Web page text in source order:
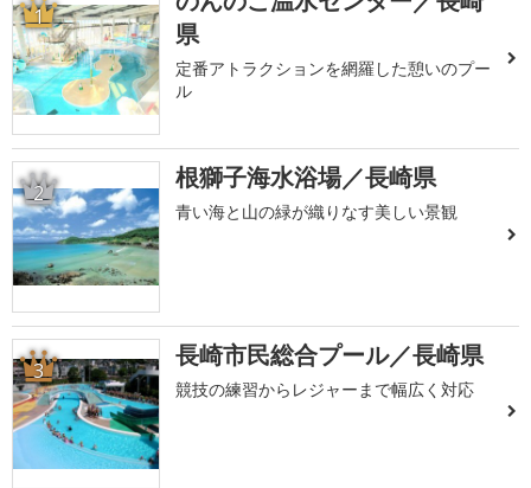
1
県
定番アトラクションを網羅した憩いのプー
ル
2 根獅子海水浴場／長崎県
青い海と山の緑が織りなす美しい景観
3 長崎市民総合プール／長崎県
競技の練習からレジャーまで幅広く対応